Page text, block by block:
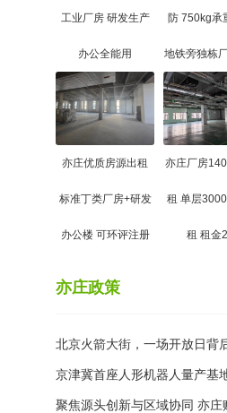
工业厂房 研发生产
办公全能用
防 750kg承
地铁旁独栋
亦庄优质房源出租
标准丁类厂房+研发
办公楼 可环评注册
亦庄厂房
租 单层
租 租金
亦庄政策
北京火箭大街，一场开放日背
航天生态“聚变效应”
京津冀首座人形机器人量产基
京经开区 领益智造超级工厂加
聚焦源头创新与区域协同 亦庄